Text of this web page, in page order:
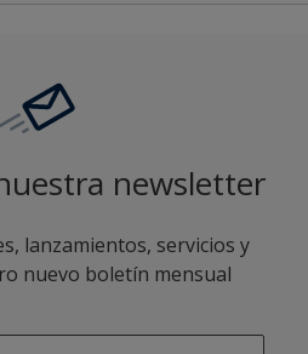
newsletter
lanzamientos, servicios y
nuevo boletín mensual